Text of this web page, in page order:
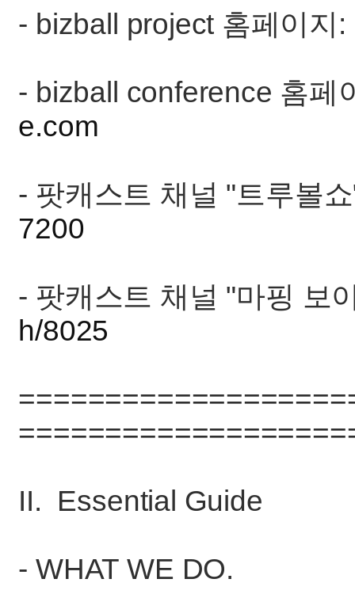
- bizball project 홈페이지:
- bizball conference 홈페
e.com
- 팟캐스트 채널 "트루볼
7200
- 팟캐스트 채널 "마핑 보
h/8025
II. Essential Guide
- WHAT WE DO.